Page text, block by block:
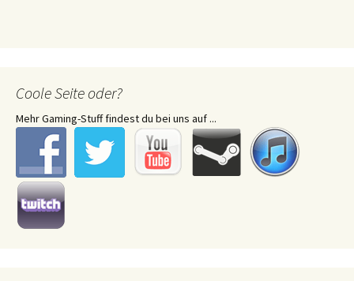
Coole Seite oder?
Mehr Gaming-Stuff findest du bei uns auf ...